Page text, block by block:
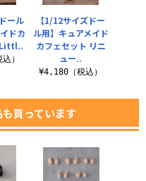
ール
ドカ
）
【1/12サイズドー
ル用】キュアメイド
カフェセット リニ
ュー..
¥4,180（税込）
買っています